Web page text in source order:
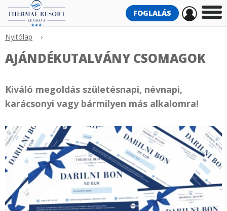
FOGLALÁS
Nyitólap ›
AJÁNDÉKUTALVÁNY CSOMAGOK
Kiváló megoldás születésnapi, névnapi,
karácsonyi vagy bármilyen más alkalomra!